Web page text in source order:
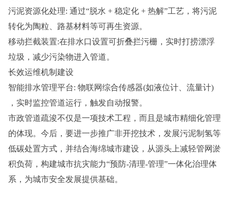
污泥资源化处理: 通过“脱水 + 稳定化 + 热解”工艺，将污泥
转化为陶粒、路基材料等可再生资源。
移动拦截装置:在排水口设置可折叠拦污栅，实时打捞漂浮
垃圾，减少污染物进入管道。
长效运维机制建设
智能排水管理平台: 物联网综合传感器(如液位计、流量计)
，实时监控管道运行，触发自动报警。
市政管道疏浚不仅是一项技术工程，而且是城市精细化管理
的体现。今后，要进一步推广非开挖技术，发展污泥制氢等
低碳处置方式，并结合海绵城市建设，从源头上减轻管网淤
积负荷，构建城市抗灾能力“预防-清理-管理”一体化治理体
系，为城市安全发展提供基础。